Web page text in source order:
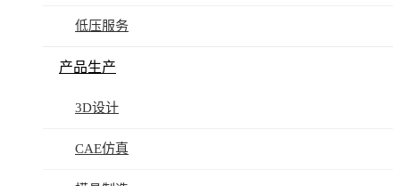
低压服务
产品生产
3D设计
CAE仿真